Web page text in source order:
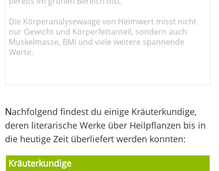
Die Körperanalysewaage von Heimwert misst nicht
nur Gewicht und Körperfettanteil, sondern auch
Muskelmasse, BMI und viele weitere spannende
Werte.
Nachfolgend findest du einige Kräuterkundige,
deren literarische Werke über Heilpflanzen bis in
die heutige Zeit überliefert werden konnten:
Kräuterkundige